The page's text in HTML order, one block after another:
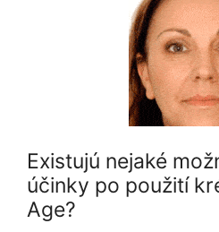
Existujú nejaké
účinky po použití
Age?